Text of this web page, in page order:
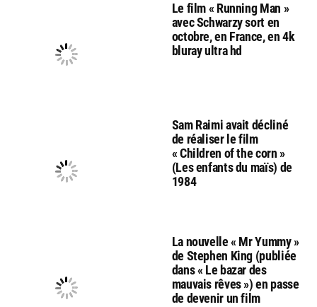
Le film « Running Man »
avec Schwarzy sort en
octobre, en France, en 4k
bluray ultra hd
Sam Raimi avait décliné
de réaliser le film
« Children of the corn »
(Les enfants du maïs) de
1984
La nouvelle « Mr Yummy »
de Stephen King (publiée
dans « Le bazar des
mauvais rêves ») en passe
de devenir un film